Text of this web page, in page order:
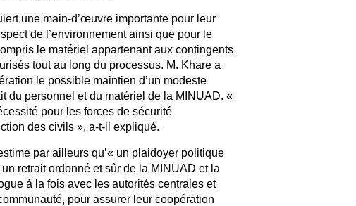
une main-d’œuvre importante pour leur
de l’environnement ainsi que pour le
le matériel appartenant aux contingents
tout au long du processus. M. Khare a
le possible maintien d’un modeste
du personnel et du matériel de la MINUAD. «
pour les forces de sécurité
des civils », a-t-il expliqué.
par ailleurs qu’« un plaidoyer politique
retrait ordonné et sûr de la MINUAD et la
à la fois avec les autorités centrales et
pour assurer leur coopération